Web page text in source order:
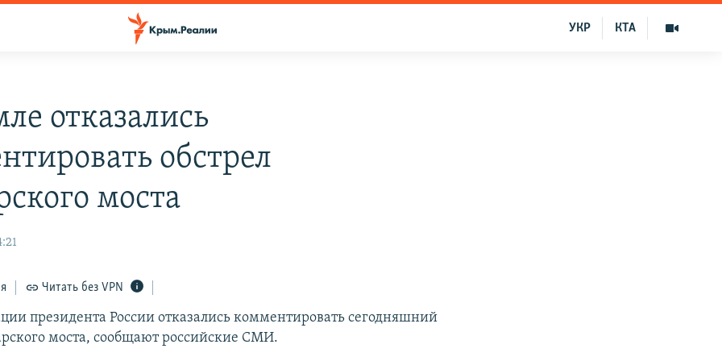
КТА
УКР
отказались
обстрел
моста
Читать без VPN
президента России отказались комментировать сегодняшний
моста, сообщают российские СМИ.